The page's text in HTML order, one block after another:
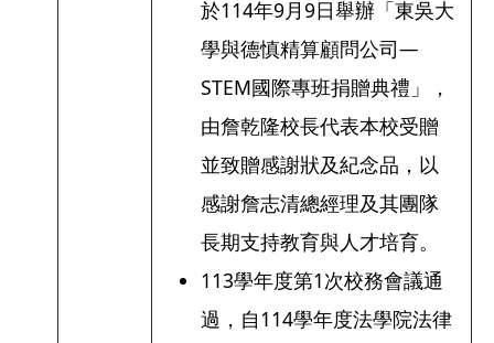
於114年9月9日舉辦「東吳大
學與德慎精算顧問公司—
STEM國際專班捐贈典禮」，
由詹乾隆校長代表本校受贈
並致贈感謝狀及紀念品，以
感謝詹志清總經理及其團隊
長期支持教育與人才培育。
113學年度第1次校務會議通
過，自114學年度法學院法律